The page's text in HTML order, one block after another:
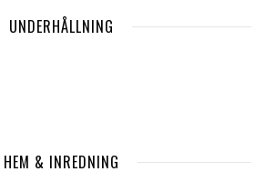
UNDERHÅLLNING
HEM & INREDNING